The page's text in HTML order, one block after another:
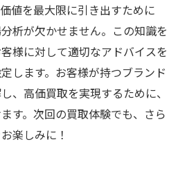
値を最大限に引き出すために
析が欠かせません。この知識を
様に対して適切なアドバイスを
します。お客様が持つブランド
、高価買取を実現するために、
す。次回の買取体験でも、さら
楽しみに！